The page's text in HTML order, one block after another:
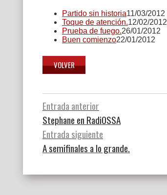
Partido sin historia11/03/2012
Toque de atención.12/02/2012
Prueba de fuego.26/01/2012
Buen comienzo22/01/2012
Navegación
de
entradas
Entrada anterior
Stephane en RadiOSSA
Entrada siguiente
A semifinales a lo grande.